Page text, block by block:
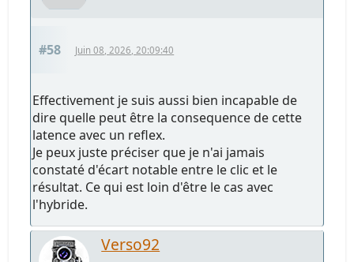
#58 Juin 08, 2026, 20:09:40
Effectivement je suis aussi bien incapable de
dire quelle peut être la consequence de cette
latence avec un reflex.
Je peux juste préciser que je n'ai jamais
constaté d'écart notable entre le clic et le
résultat. Ce qui est loin d'être le cas avec
l'hybride.
Verso92